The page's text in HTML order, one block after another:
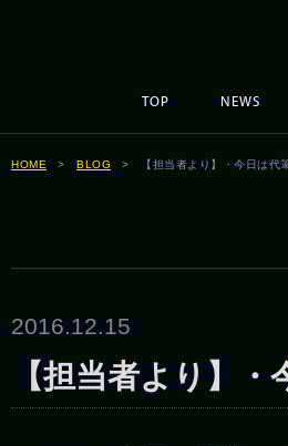
TOP NEWS
HOME >BLOG > 【担当者より】・今日は代
2016.12.15
【担当者より】・